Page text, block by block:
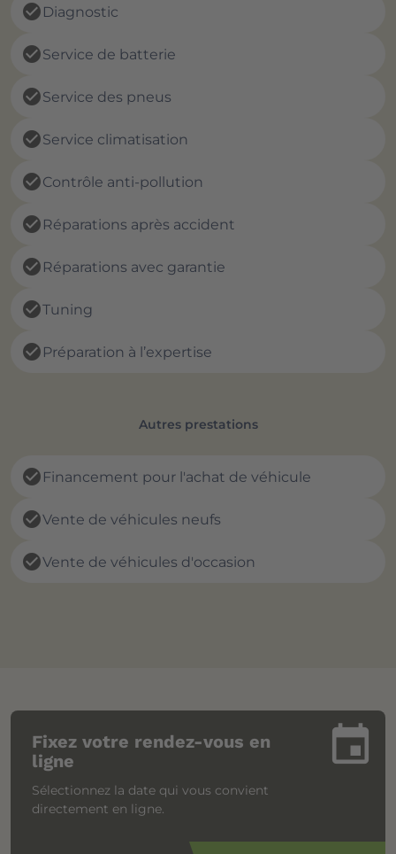
check_circle Diagnostic
check_circleService de batterie
check_circleService des pneus
check_circleService climatisation
check_circleContrôle anti-pollution
check_circle Réparations après accident
check_circle Réparations avec garantie
check_circleTuning
check_circle Préparation à l’expertise
Autres prestations
check_circle Financement pour l'achat de véhicule
check_circleVente de véhicules neufs
check_circleVente de véhicules d'occasion
insert_invitation
Fixez votre rendez-vous en
ligne
Sélectionnez la date qui vous convient
directement en ligne.